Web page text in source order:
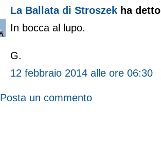
La Ballata di Stroszek ha
In bocca al lupo.
G.
12 febbraio 2014 alle ore 06:30
Posta un commento